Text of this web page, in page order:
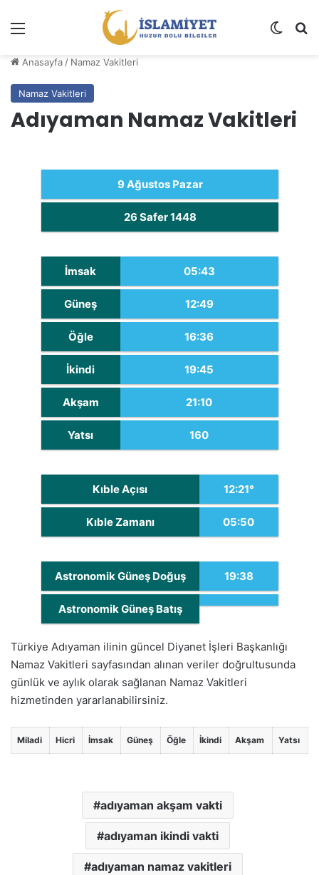
Dış
Anasayfa / Namaz Vakitleri
Namaz Vakitleri
Adıyaman Namaz Vakitleri
9 Ağustos Pazar
26 Safer 1448
İmsak 05:43
Güneş 12:49
Öğle 16:36
İkindi 19:45
Akşam 21:10
Yatsı 160
Kıble Açısı 12:21°
Kıble Zamanı 05:50
Astronomik Güneş Doğuş 19:38
Astronomik Güneş Batış
Türkiye Adıyaman ilinin güncel Diyanet İşleri Başkanlığı
Namaz Vakitleri sayfasından alınan veriler doğrultusunda
günlük ve aylık olarak sağlanan Namaz Vakitleri
hizmetinden yararlanabilirsiniz.
Miladi Hicri İmsak Güneş Öğle İkindi Akşam Yatsı
adıyaman akşam vakti
adıyaman ikindi vakti
adıyaman namaz vakitleri